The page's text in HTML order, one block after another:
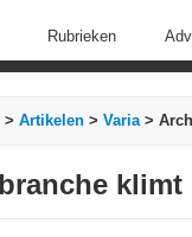
Rubrieken
> Artikelen > Varia >
klimt